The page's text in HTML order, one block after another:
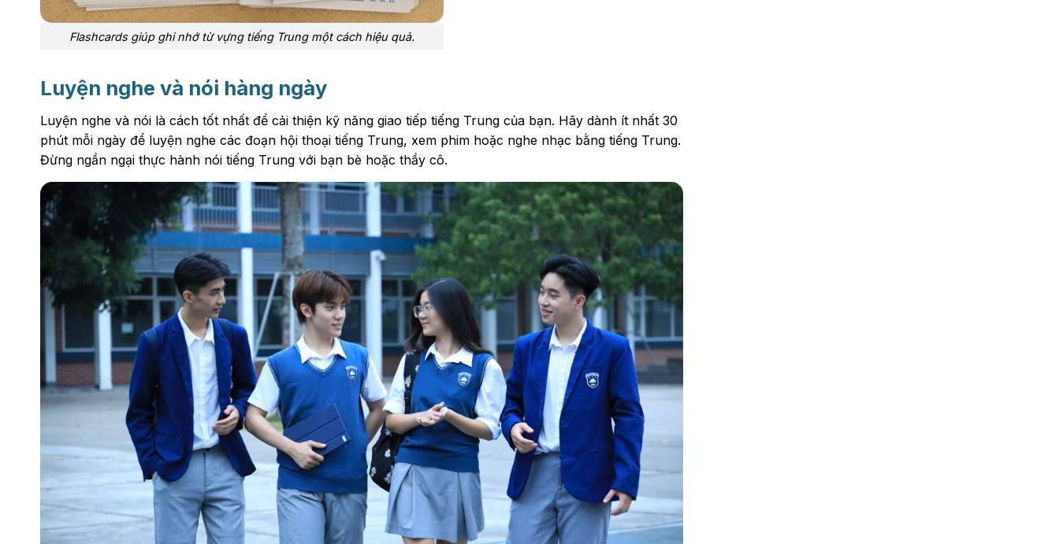
Flashcards giúp ghi nhớ từ vựng tiếng Trung một cách hiệu quả.
Luyện nghe và nói hàng ngày
Luyện nghe và nói là cách tốt nhất để cải thiện kỹ năng giao tiếp tiếng Trung của bạn. Hãy dành ít nhất 30
phút mỗi ngày để luyện nghe các đoạn hội thoại tiếng Trung, xem phim hoặc nghe nhạc bằng tiếng Trung.
Đừng ngần ngại thực hành nói tiếng Trung với bạn bè hoặc thầy cô.